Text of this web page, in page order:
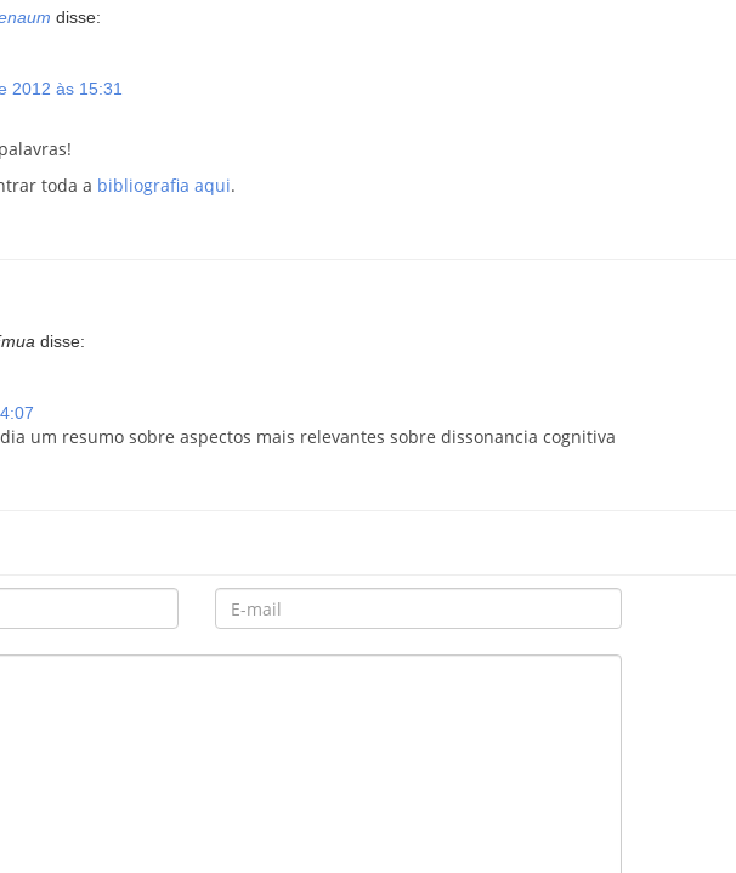
disse:
2012 às 15:31
toda a bibliografia aqui.
disse:
um resumo sobre aspectos mais relevantes sobre dissonancia cognitiva